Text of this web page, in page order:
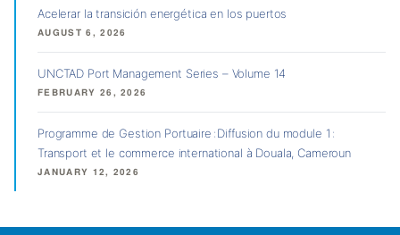
Acelerar la transición energética en los puertos
AUGUST 6, 2026
UNCTAD Port Management Series – Volume 14
FEBRUARY 26, 2026
Programme de Gestion Portuaire : Diffusion du module 1 :
Transport et le commerce international à Douala, Cameroun
JANUARY 12, 2026